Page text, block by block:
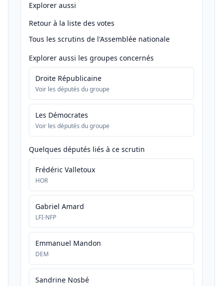
Explorer aussi
Retour à la liste des votes
Tous les scrutins de l'Assemblée nationale
Explorer aussi les groupes concernés
Droite Républicaine
Voir les députés du groupe
Les Démocrates
Voir les députés du groupe
Quelques députés liés à ce scrutin
Frédéric Valletoux
HOR
Gabriel Amard
LFI-NFP
Emmanuel Mandon
DEM
Sandrine Nosbé